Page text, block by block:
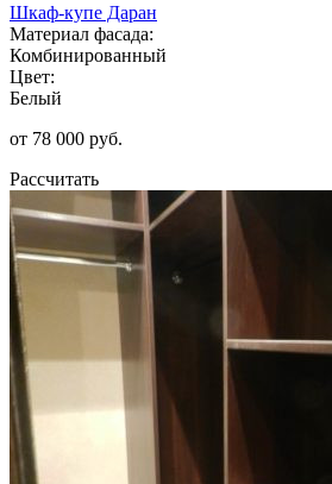
Шкаф-купе Даран
Материал фасада:
Комбинированный
Цвет:
Белый
от 78 000 руб.
Рассчитать